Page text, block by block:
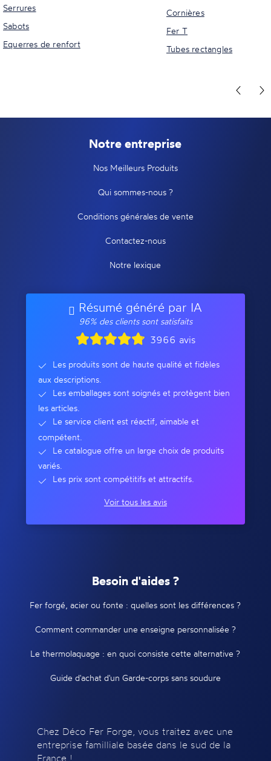
Serrures
Sabots
Equerres de renfort
Cornières
Fer T
Tubes rectangles
Notre entreprise
Nos Meilleurs Produits
Qui sommes-nous ?
Conditions générales de vente
Contactez-nous
Notre lexique
Résumé généré par IA
96% des clients sont satisfaits
3966 avis
Les produits sont de haute qualité et fidèles
aux descriptions.
Les emballages sont soignés et protègent bien
les articles.
Le service client est réactif, aimable et
compétent.
Le catalogue offre un large choix de produits
variés.
Les prix sont compétitifs et attractifs.
Voir tous les avis
Besoin d'aides ?
Fer forgé, acier ou fonte : quelles sont les différences ?
Comment commander une enseigne personnalisée ?
Le thermolaquage : en quoi consiste cette alternative ?
Guide d'achat d'un Garde-corps sans soudure
Chez Déco Fer Forge, vous traitez avec une
entreprise familliale basée dans le sud de la
France !